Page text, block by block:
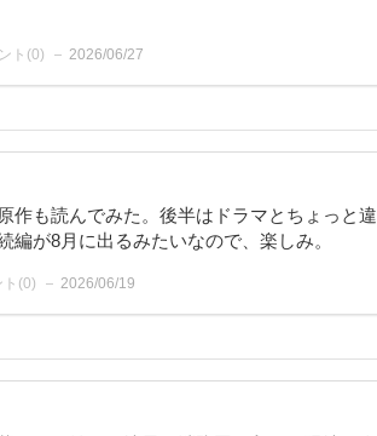
ト(0) 2026/06/27
作も読んでみた。後半はドラマとちょっと
編が8月に出るみたいなので、楽しみ。
ト(0) 2026/06/19